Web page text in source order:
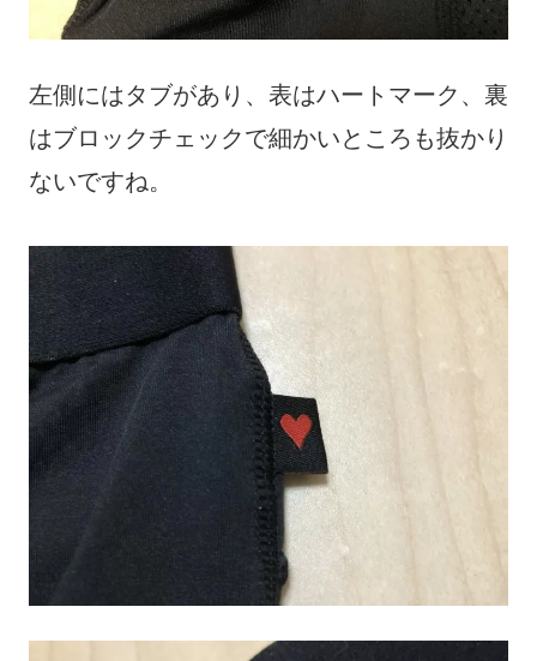
左側にはタブがあり、表はハートマーク、裏
はブロックチェックで細かいところも抜かり
ないですね。